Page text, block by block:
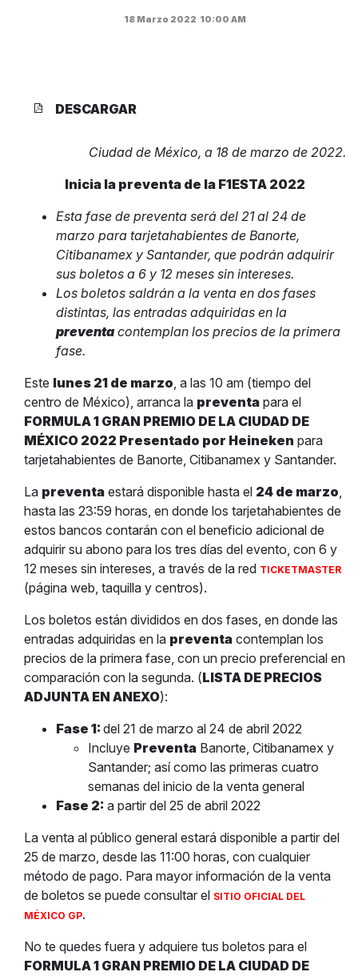
18 Marzo 2022 10:00 AM
DESCARGAR
Ciudad de México, a 18 de marzo de 2022.
Inicia la preventa de la F1ESTA 2022
Esta fase de preventa será del 21 al 24 de
marzo para tarjetahabientes de Banorte,
Citibanamex y Santander, que podrán adquirir
sus boletos a 6 y 12 meses sin intereses.
Los boletos saldrán a la venta en dos fases
distintas, las entradas adquiridas en la
preventacontemplan los precios de la primera
fase.
Este lunes 21 de marzo, a las 10 am (tiempo del
centro de México), arranca la preventa para el
FORMULA 1 GRAN PREMIO DE LA CIUDAD DE
MÉXICO 2022 Presentado por Heineken para
tarjetahabientes de Banorte, Citibanamex y Santander.
La preventa estará disponible hasta el 24 de marzo,
hasta las 23:59 horas, en donde los tarjetahabientes de
estos bancos contarán con el beneficio adicional de
adquirir su abono para los tres días del evento, con 6 y
12 meses sin intereses, a través de la red TICKETMASTER
(página web, taquilla y centros).
Los boletos están divididos en dos fases, en donde las
entradas adquiridas en la preventa contemplan los
precios de la primera fase, con un precio preferencial en
comparación con la segunda. (LISTA DE PRECIOS
ADJUNTA EN ANEXO):
Fase 1:del 21 de marzo al 24 de abril 2022
Incluye Preventa Banorte, Citibanamex y
Santander; así como las primeras cuatro
semanas del inicio de la venta general
Fase 2: a partir del 25 de abril 2022
La venta al público general estará disponible a partir del
25 de marzo, desde las 11:00 horas, con cualquier
método de pago. Para mayor información de la venta
de boletos se puede consultar el SITIO OFICIAL DEL
MÉXICO GP.
No te quedes fuera y adquiere tus boletos para el
FORMULA 1 GRAN PREMIO DE LA CIUDAD DE